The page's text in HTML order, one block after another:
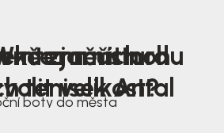
jarních
tenisek Antal
změřit nohu
velikost?
mustard
boty do města